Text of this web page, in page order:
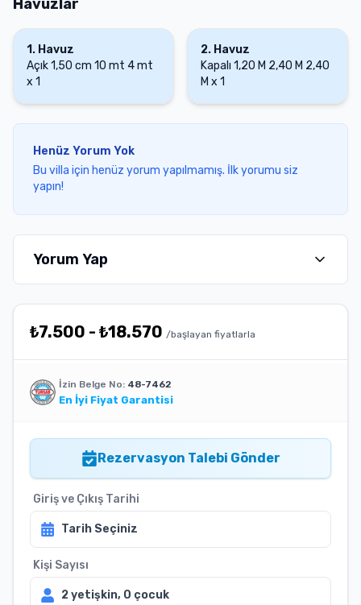
Havuzlar
1 . Havuz
Açık1,50 cm 10 mt 4 mt
x 1
2. Havuz
Kapalı 1,20 M 2,40 M 2,40
M x 1
Henüz Yorum Yok
Bu villa için henüz yorum yapılmamış. İlk yorumu siz
yapın!
Yorum Yap
₺7.500 - ₺18.570 /başlayan fiyatlarla
İzin Belge No: 48-7462
En İyi Fiyat Garantisi
Rezervasyon Talebi Gönder
Giriş ve Çıkış Tarihi
Tarih Seçiniz
Kişi Sayısı
2yetişkin, 0 çocuk